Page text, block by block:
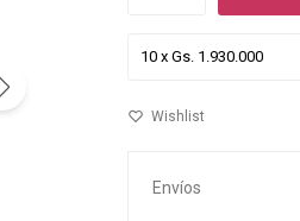
Envíos